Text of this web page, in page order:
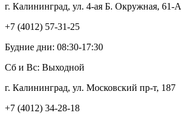
г. Калининград, ул. 4-ая Б. Окружная, 61-А
+7 (4012) 57-31-25
Будние дни: 08:30-17:30
Сб и Вс: Выходной
г. Калининград, ул. Московский пр-т, 187
+7 (4012) 34-28-18